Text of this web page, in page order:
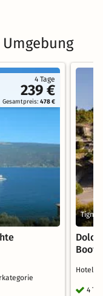
4 Tage
239 €
Gesamtpreis:478 €
Hotel
4